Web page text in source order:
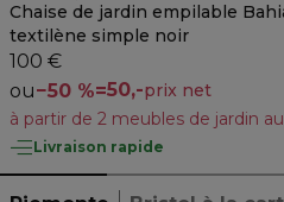
Chaise de jardin empilable
textilène simple noir
100 €
ou−50 %=50,-prix net
à partir de 2 meubles de jardin
Livraison rapide